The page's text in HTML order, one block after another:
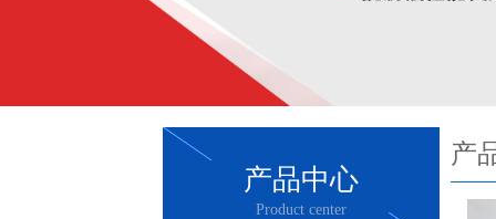
产品中心
Product center
产